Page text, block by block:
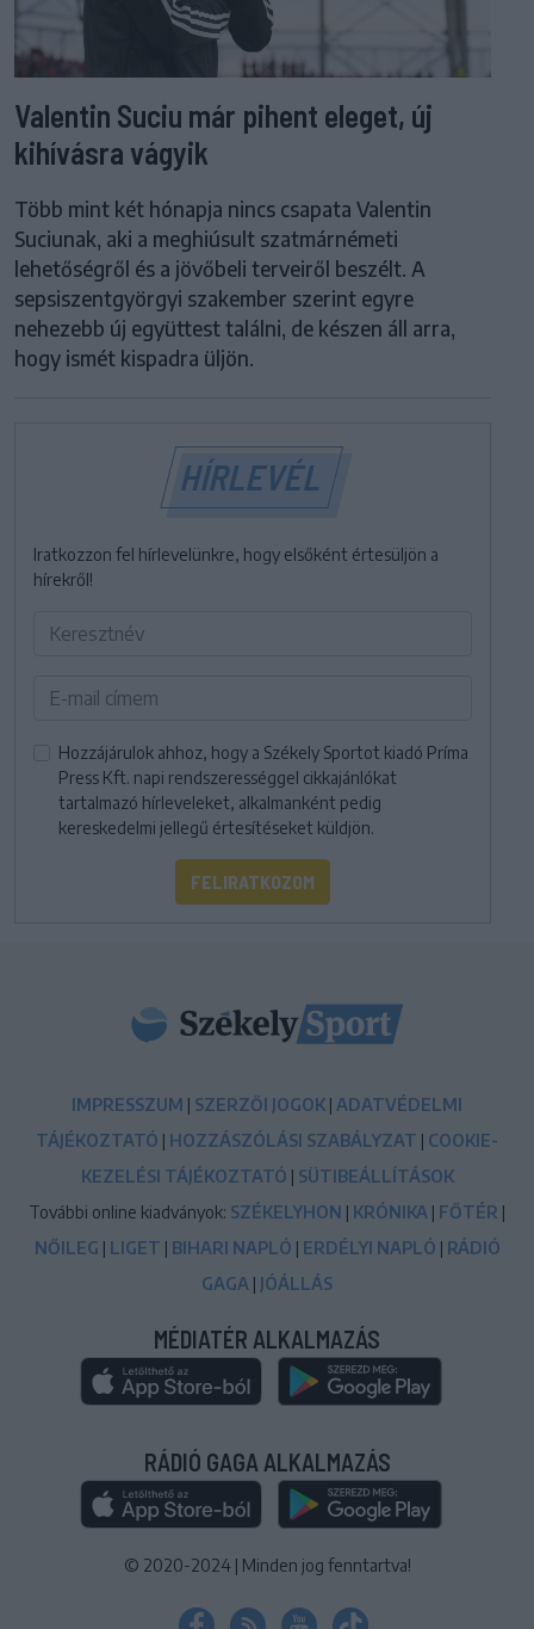
Valentin Suciu már pihent eleget, új
kihívásra vágyik
Több mint két hónapja nincs csapata Valentin
Suciunak, aki a meghiúsult szatmárnémeti
lehetőségről és a jövőbeli terveiről beszélt. A
sepsiszentgyörgyi szakember szerint egyre
nehezebb új együttest találni, de készen áll arra,
hogy ismét kispadra üljön.
HÍRLEVÉL
Iratkozzon fel hírlevelünkre, hogy elsőként értesüljön a
hírekről!
Hozzájárulok ahhoz, hogy a Székely Sportot kiadó Príma
Press Kft. napi rendszerességgel cikkajánlókat
tartalmazó hírleveleket, alkalmanként pedig
kereskedelmi jellegű értesítéseket küldjön.
FELIRATKOZOM
IMPRESSZUM | SZERZŐI JOGOK | ADATVÉDELMI
TÁJÉKOZTATÓ | HOZZÁSZÓLÁSI SZABÁLYZAT | COOKIE-
KEZELÉSI TÁJÉKOZTATÓ | SÜTIBEÁLLÍTÁSOK
További online kiadványok: SZÉKELYHON | KRÓNIKA | FŐTÉR |
NŐILEG | LIGET | BIHARI NAPLÓ | ERDÉLYI NAPLÓ | RÁDIÓ
GAGA | JÓÁLLÁS
MÉDIATÉR ALKALMAZÁS
RÁDIÓ GAGA ALKALMAZÁS
© 2020-2024 | Minden jog fenntartva!